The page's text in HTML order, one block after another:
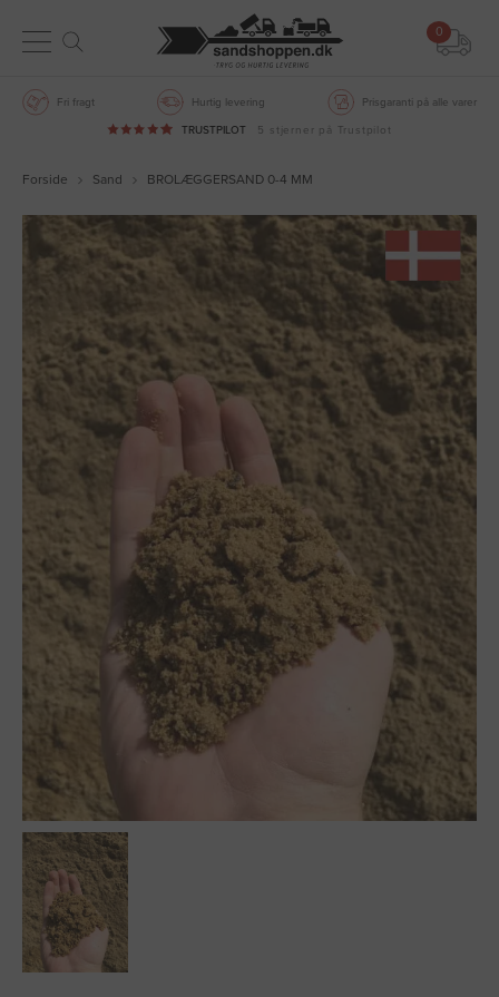
0
Fri fragt Hurtig levering Prisgaranti på alle varer
TRUSTPILOT 5 stjerner på Trustpilot
Forside Sand BROLÆGGERSAND 0-4 MM